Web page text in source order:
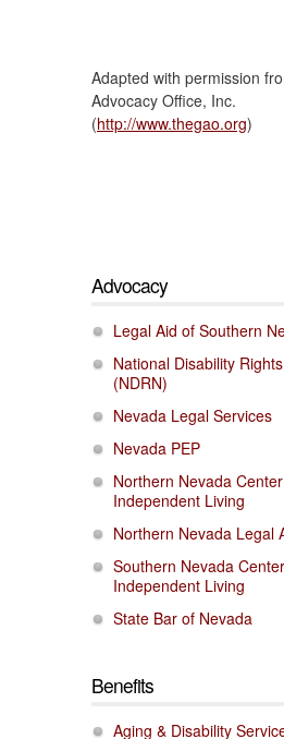
Adapted with permission
Advocacy Office, Inc.
(http://www.thegao.org)
Advocacy
Legal Aid of Southern
National Disability
(NDRN)
Nevada Legal Services
Nevada PEP
Northern Nevada
Independent Living
Northern Nevada Legal
Southern Nevada
Independent Living
State Bar of Nevada
Benefits
Aging & Disability